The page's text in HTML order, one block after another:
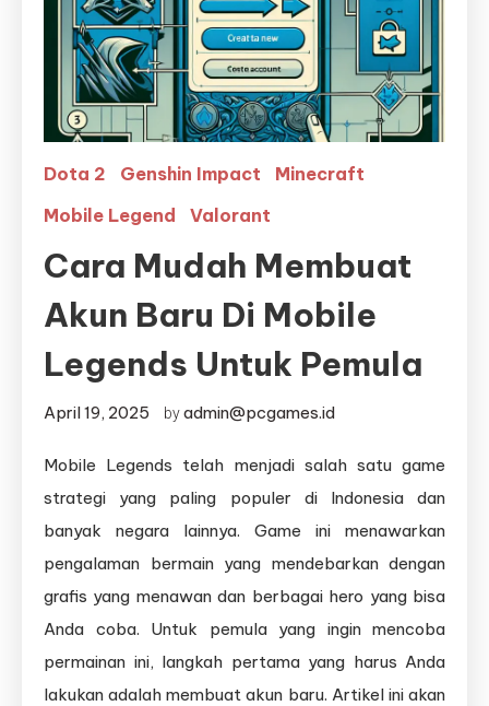
Dota 2 Genshin Impact
Minecraft
Mobile Legend
Valorant
Cara Mudah Membuat
Akun Baru Di Mobile
Legends Untuk Pemula
April 19, 2025 byadmin@pcgames.id
Mobile Legends telah menjadi salah satu game
strategi yang paling populer di Indonesia dan
banyak negara lainnya. Game ini menawarkan
pengalaman bermain yang mendebarkan dengan
grafis yang menawan dan berbagai hero yang bisa
Anda coba. Untuk pemula yang ingin mencoba
permainan ini, langkah pertama yang harus Anda
lakukan adalah membuat akun baru. Artikel ini akan